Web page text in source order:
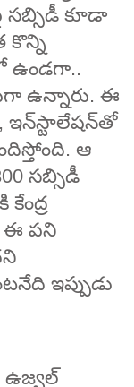
సబ్సిడీ కూడా
కొన్ని
ఉండగా..
ఉన్నారు. ఈ
ఇన్‌స్టాలేషన్‌తో
ఆ
సబ్సిడీ
ఈ పని
ఇప్పుడు
ఉజ్వల్